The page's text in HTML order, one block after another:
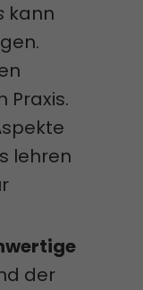
kann
Praxis.
lehren
der